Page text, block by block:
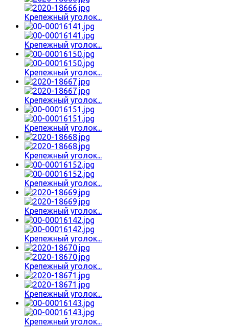
Крепежный уголок...
Крепежный уголок...
Крепежный уголок...
Крепежный уголок...
Крепежный уголок...
Крепежный уголок...
Крепежный уголок...
Крепежный уголок...
Крепежный уголок...
Крепежный уголок...
Крепежный уголок...
Крепежный уголок...